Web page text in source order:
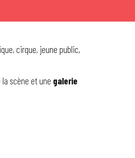
cirque, jeune public,
scène et une galerie